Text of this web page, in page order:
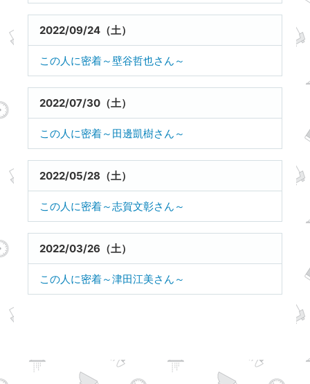
2022/09/24（土）
この人に密着～壁谷哲也さん～
2022/07/30（土）
この人に密着～田邊凱樹さん～
2022/05/28（土）
この人に密着～志賀文彰さん～
2022/03/26（土）
この人に密着～津田江美さん～